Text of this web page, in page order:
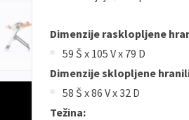
Dimenzije rasklopljene
59 Š x 105 V x 79 D
Dimenzije sklopljene
58 Š x 86 V x 32 D
Težina: